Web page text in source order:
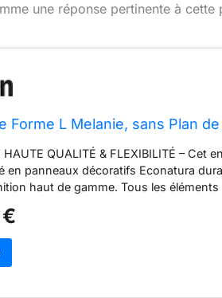
une réponse pertinente à cette
Forme L Melanie, sans Plan
HAUTE QUALITÉ & FLEXIBILITÉ – Cet
en panneaux décoratifs Econatura
haut de gamme. Tous les
d’installation ainsi que plans de
NEXUS SILENT & CONFORT –
gamme Nexus en finition graphite,
fermeture douce et silencieuse.